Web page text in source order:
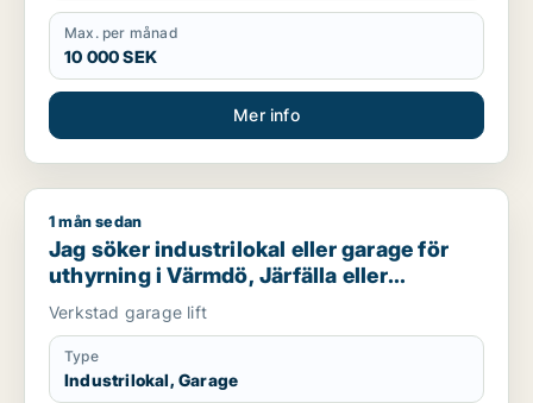
Max. per månad
10 000 SEK
Mer info
Jag söker industrilokal eller garage för uthyrning i Värmdö,
1 mån sedan
Jag söker industrilokal eller garage för
uthyrning i Värmdö, Järfälla eller
Huddinge m.fl.
Verkstad garage lift
Type
Industrilokal, Garage